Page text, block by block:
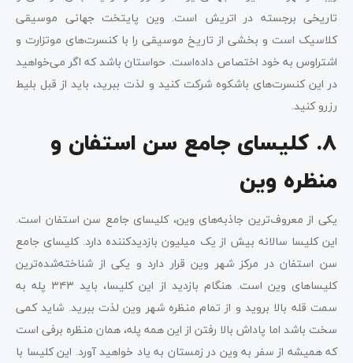
تاریخی برجسته در اتریش است. وین پایتخت جهانی موسیقی
کلاسیک است و بخشی از تاریخ موسیقی را با کنسرت‌های موتزارت و
اشتراوس به خود اختصاص داده‌است. حواستان باشد که اگر می‌خواهید
در این کنسرت‌های با‌شکوه شرکت کنید و لذت ببرید، باید از قبل بلیط
رزرو کنید.
۸. کلیسای جامع سن استفان و
منظره وین
یکی از معروف‌ترین جاذبه‌های وین، کلیسای جامع سن استفان است.
این کلیسا سالانه بیش از یک میلیون بازدید‌کننده دارد. کلیسای جامع
سن استفان در مرکز شهر وین قرار دارد و یکی از شناخته‌شده‌ترین
کلیسا‌های وین است. هنگام بازدید از این کلیسا، باید ۳۴۳ پله به
سمت قله بالا بروید و از تمام منظره شهر وین لذت ببرید. شاید کمی
سخت باشد اما پاداش بالا رفتن از این همه پله، همان منظره‌‌ برفی است
که همیشه از سفر به وین در زمستان به یاد خواهید‌ آورد. این کلیسا با